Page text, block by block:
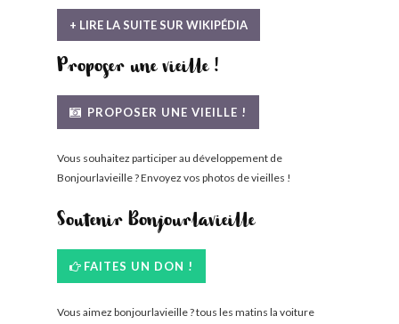
+ LIRE LA SUITE SUR WIKIPÉDIA
Proposer une vieille !
PROPOSER UNE VIEILLE !
Vous souhaitez participer au développement de
Bonjourlavieille ? Envoyez vos photos de vieilles !
Soutenir Bonjourlavieille
FAITES UN DON !
Vous aimez bonjourlavieille ? tous les matins la voiture